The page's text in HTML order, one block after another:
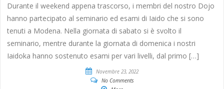
Durante il weekend appena trascorso, i membri del nostro Dojo
hanno partecipato al seminario ed esami di Iaido che si sono
tenuti a Modena. Nella giornata di sabato si è svolto il
seminario, mentre durante la giornata di domenica i nostri
Iaidoka hanno sostenuto esami per vari livelli, dal primo […]
Novembre 23, 2022
No Comments